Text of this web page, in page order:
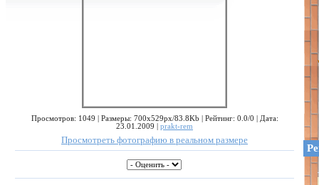
Просмотров: 1049 | Размеры: 700x529px/83.8Kb | Рейтинг: 0.0/0 | Дата:
23.01.2009 | prakt-rem
Просмотреть фотографию в реальном размере